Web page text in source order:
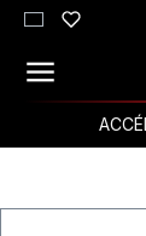
Passer au